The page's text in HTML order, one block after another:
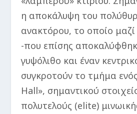
η αποκάλυψη του
ανακτόρου, το οποίο
-που επίσης
γυψόλιθο και έναν
συγκροτούν το τμήμα
Hall», σημαντικού
πολυτελούς (elite)